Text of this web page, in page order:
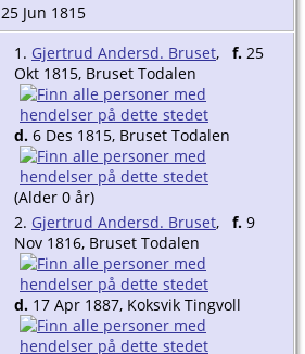
25 Jun 1815
1. Gjertrud Andersd. Bruset, f. 25
Okt 1815, Bruset Todalen
d. 6 Des 1815, Bruset Todalen
(Alder 0 år)
2. Gjertrud Andersd. Bruset, f. 9
Nov 1816, Bruset Todalen
d. 17 Apr 1887, Koksvik Tingvoll